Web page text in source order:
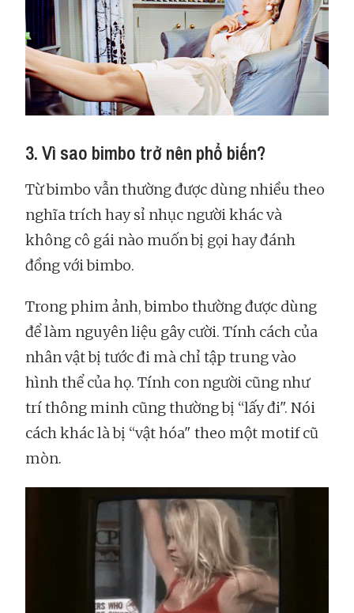
3. Vì sao bimbo trở nên phổ biến?
Từ bimbo vẫn thường được dùng nhiều theo
nghĩa trích hay sỉ nhục người khác và
không cô gái nào muốn bị gọi hay đánh
đồng với bimbo.
Trong phim ảnh, bimbo thường được dùng
để làm nguyên liệu gây cười. Tính cách của
nhân vật bị tước đi mà chỉ tập trung vào
hình thể của họ. Tính con người cũng như
trí thông minh cũng thường bị “lấy đi". Nói
cách khác là bị “vật hóa" theo một motif cũ
mòn.